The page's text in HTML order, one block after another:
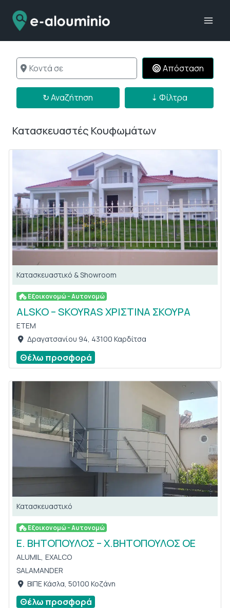
content
Κοντά σε Απόσταση
↻ Αναζήτηση ⇣ Φίλτρα
Κατασκευαστές Κουφωμάτων
Κατασκευαστικό & Showroom
Εξοικονομώ - Αυτονομώ
ALSKO – SKOYRAS ΧΡΙΣΤΙΝΑ ΣΚΟΥΡΑ
ETEM
Δραγατσανίου 94, 43100 Καρδίτσα
Θέλω προσφορά
Κατασκευαστικό
Εξοικονομώ - Αυτονομώ
Ε. ΒΗΤΟΠΟΥΛΟΣ – Χ.ΒΗΤΟΠΟΥΛΟΣ ΟΕ
ALUMIL,
EXALCO
SALAMANDER
ΒΙΠΕ Κάσλα, 50100 Κοζάνη
Θέλω προσφορά